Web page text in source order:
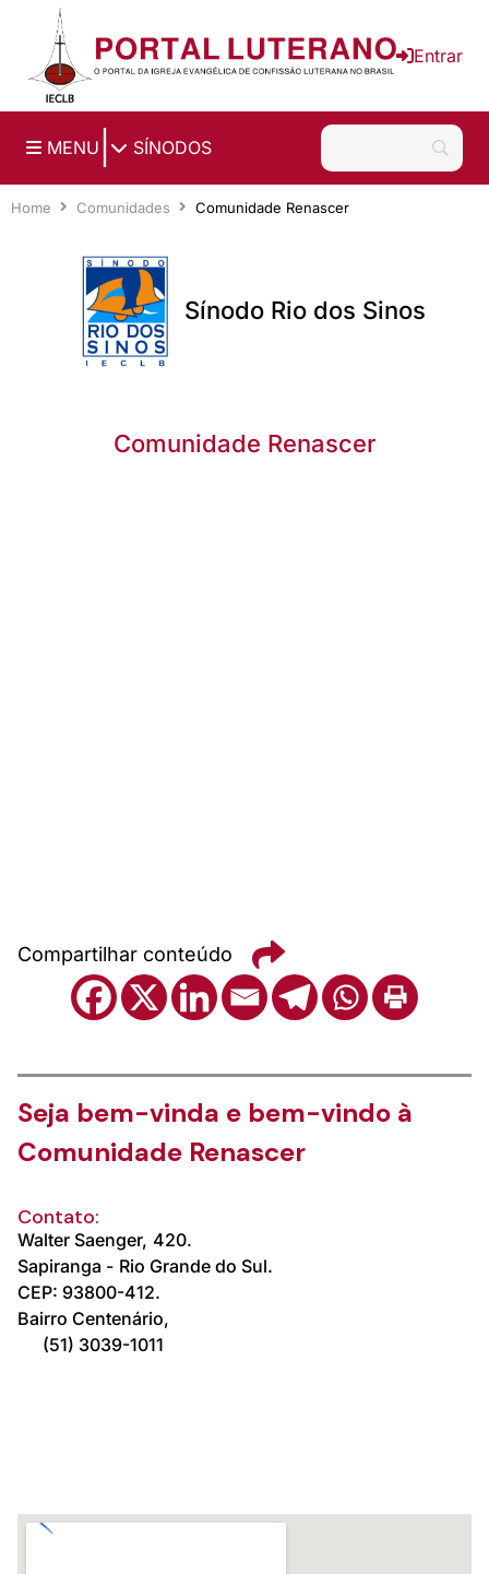
Ir para o conteúdo principal
Entrar
MENU SÍNODOS
Home Comunidades Comunidade Renascer
Sínodo Rio dos Sinos
Comunidade Renascer
Compartilhar conteúdo
Seja bem-vinda e bem-vindo à
Comunidade Renascer
Contato:
Walter Saenger, 420.
Sapiranga - Rio Grande do Sul.
CEP: 93800-412.
Bairro Centenário,
(51) 3039-1011